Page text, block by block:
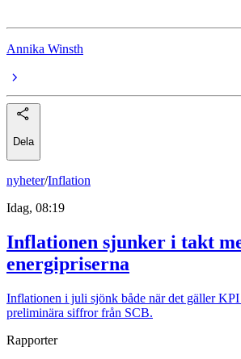
Annika Winsth
Dela
nyheter/Inflation
Idag, 08:19
Inflationen sjunker i takt
energipriserna
Inflationen i juli sjönk både när det gäller
preliminära siffror från SCB.
Rapporter